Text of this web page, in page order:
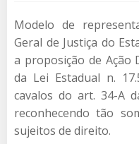
Modelo de
Geral de Justiça do
a proposição de Ação
da Lei Estadual n.
cavalos do art. 34-A
reconhecendo tão
sujeitos de direito.